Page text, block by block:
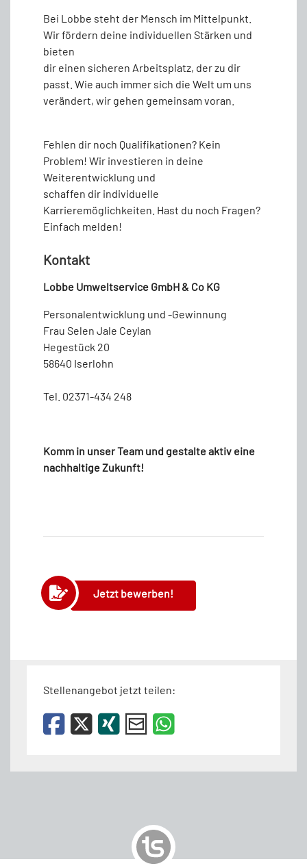
Bei Lobbe steht der Mensch im Mittelpunkt.
Wir fördern deine individuellen Stärken und
bieten
dir einen sicheren Arbeitsplatz, der zu dir
passt. Wie auch immer sich die Welt um uns
verändert, wir gehen gemeinsam voran.
Fehlen dir noch Qualifikationen? Kein
Problem! Wir investieren in deine
Weiterentwicklung und
schaffen dir individuelle
Karrieremöglichkeiten. Hast du noch Fragen?
Einfach melden!
Kontakt
Lobbe Umweltservice GmbH & Co KG
Personalentwicklung und -Gewinnung
Frau Selen Jale Ceylan
Hegestück 20
58640 Iserlohn
Tel. 02371-434 248
Komm in unser Team und gestalte aktiv eine
nachhaltige Zukunft!
Jetzt bewerben!
Stellenangebot jetzt teilen: